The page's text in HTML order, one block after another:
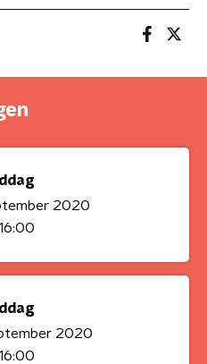
2020
2020